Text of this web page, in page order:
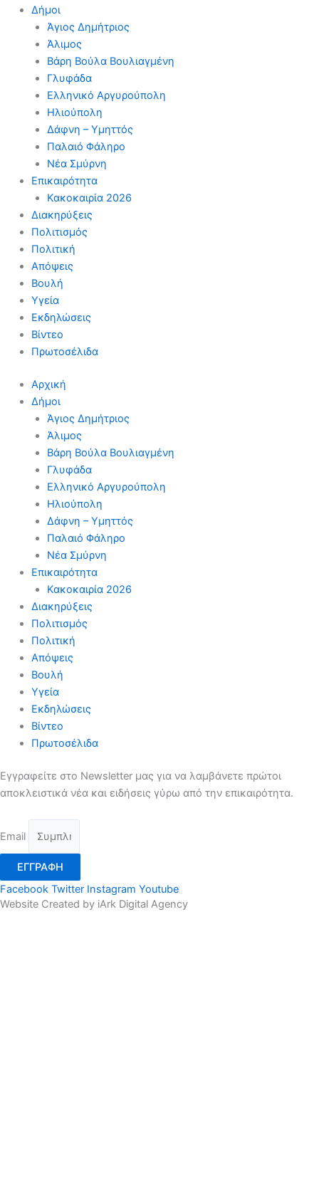
Δήμοι
Άγιος Δημήτριος
Άλιμος
Βάρη Βούλα Βουλιαγμένη
Γλυφάδα
Ελληνικό Αργυρούπολη
Ηλιούπολη
Δάφνη – Υμηττός
Παλαιό Φάληρο
Νέα Σμύρνη
Επικαιρότητα
Κακοκαιρία 2026
Διακηρύξεις
Πολιτισμός
Πολιτική
Απόψεις
Βουλή
Υγεία
Εκδηλώσεις
Βίντεο
Πρωτοσέλιδα
Αρχική
Δήμοι
Άγιος Δημήτριος
Άλιμος
Βάρη Βούλα Βουλιαγμένη
Γλυφάδα
Ελληνικό Αργυρούπολη
Ηλιούπολη
Δάφνη – Υμηττός
Παλαιό Φάληρο
Νέα Σμύρνη
Επικαιρότητα
Κακοκαιρία 2026
Διακηρύξεις
Πολιτισμός
Πολιτική
Απόψεις
Βουλή
Υγεία
Εκδηλώσεις
Βίντεο
Πρωτοσέλιδα
Εγγραφείτε στο Newsletter μας για να λαμβάνετε πρώτοι
αποκλειστικά νέα και ειδήσεις γύρω από την επικαιρότητα.
Email
ΕΓΓΡΑΦΗ
Facebook Twitter Instagram Youtube
Website Created by iArk Digital Agency